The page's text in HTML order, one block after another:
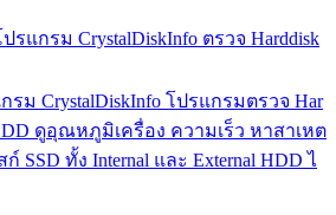
ปรแกรม CrystalDiskInfo ตรวจ Harddisk
ม CrystalDiskInfo โปรแกรมตรวจ Har
ดูอุณหภูมิเครื่อง ความเร็ว หาสาเหต
SSD ทั้ง Internal และ External HDD ไ